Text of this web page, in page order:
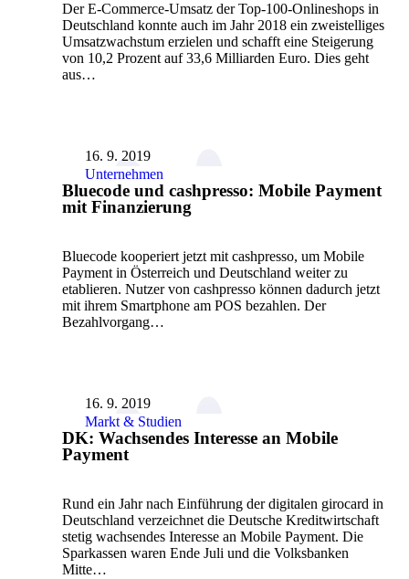
Der E-Commerce-Umsatz der Top-100-Onlineshops in
Deutschland konnte auch im Jahr 2018 ein zweistelliges
Umsatzwachstum erzielen und schafft eine Steigerung
von 10,2 Prozent auf 33,6 Milliarden Euro. Dies geht
aus…
16. 9. 2019
Unternehmen
Bluecode und cashpresso: Mobile Payment
mit Finanzierung
Bluecode kooperiert jetzt mit cashpresso, um Mobile
Payment in Österreich und Deutschland weiter zu
etablieren. Nutzer von cashpresso können dadurch jetzt
mit ihrem Smartphone am POS bezahlen. Der
Bezahlvorgang…
16. 9. 2019
Markt & Studien
DK: Wachsendes Interesse an Mobile
Payment
Rund ein Jahr nach Einführung der digitalen girocard in
Deutschland verzeichnet die Deutsche Kreditwirtschaft
stetig wachsendes Interesse an Mobile Payment. Die
Sparkassen waren Ende Juli und die Volksbanken
Mitte…